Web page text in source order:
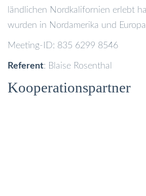
ländlichen Nordkalifornien erlebt
wurden in Nordamerika und
Meeting-ID: 835 6299 8546
Referent: Blaise Rosenthal
Kooperationspartner